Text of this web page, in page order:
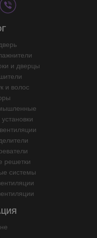
и дверцы
и волос
решетки
системы